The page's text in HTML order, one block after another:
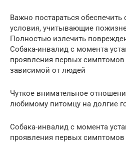
Важно постараться
условия, учитывающие
Полностью излечить
Собака-инвалид с момента
проявления первых симптомов
зависимой от людей
Чуткое внимательное
любимому питомцу на долгие
Собака-инвалид с момента
проявления первых симптомов